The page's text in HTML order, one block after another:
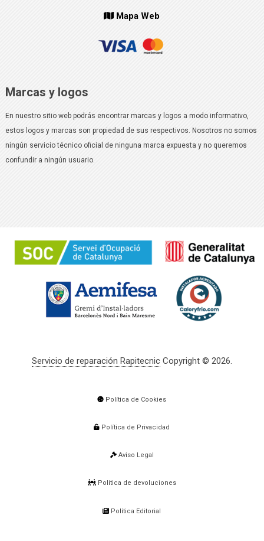
Mapa Web
Marcas y logos
En nuestro sitio web podrás encontrar marcas y logos a modo informativo,
estos logos y marcas son propiedad de sus respectivos. Nosotros no somos
ningún servicio técnico oficial de ninguna marca expuesta y no queremos
confundir a ningún usuario.
Servicio de reparación RapitecnicCopyright © 2026.
Política de Cookies
Política de Privacidad
Aviso Legal
Política de devoluciones
Política Editorial